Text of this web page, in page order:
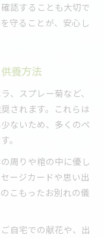
認することも大切で
守ることが、安心し
養方法
、スプレー菊など、
されます。これらは
ないため、多くのペ
。
周りや棺の中に優し
ージカードや思い出
こもったお別れの儀
自宅での献花や、出